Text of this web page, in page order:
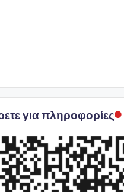
για πληροφορίες